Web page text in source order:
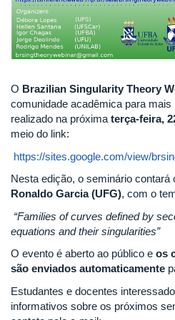
O Brazilian Singularity Theory
comunidade acadêmica para
realizado na próxima terça-feira,
meio do link:
https://sites.google.com/view/
Nesta edição, o seminário contará
Ronaldo Garcia (UFG), com o
“Families of curves defined by
equations and their singularities”
O evento é aberto ao público e os
são enviados automaticamente
Estudantes e docentes
informativos sobre os próximos